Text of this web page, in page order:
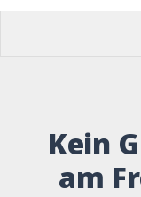
Kein
Kein
am